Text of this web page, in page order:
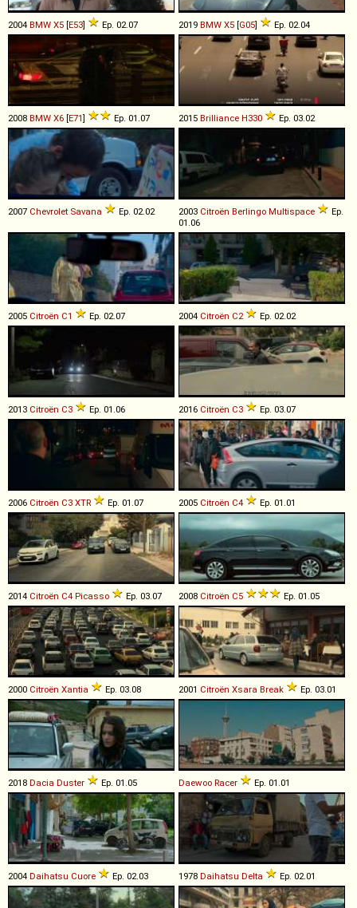
2004 BMW X5 [E53] Ep. 02.07 2019 BMW X5 [G05] Ep. 02.04
2008 BMW X6 [E71] Ep. 01.07 2015 Brilliance H330 Ep. 03.02
2007 Chevrolet Savana Ep. 02.02 2003 Citroën Berlingo Multispace
Ep.
01.06
2005 Citroën C1 Ep. 02.07 2004 Citroën C2 Ep. 02.02
2013 Citroën C3 Ep. 01.06 2016 Citroën C3 Ep. 03.07
2006 Citroën C3 XTR Ep. 01.07 2005 Citroën C4 Ep. 01.01
2014 Citroën C4 Picasso Ep. 03.07 2008 Citroën C5 Ep. 01.05
2000 Citroën Xantia Ep. 03.08 2001 Citroën Xsara Break Ep. 03.01
2018 Dacia Duster Ep. 01.05 Daewoo Racer Ep. 01.01
2004 Daihatsu Cuore Ep. 02.03 1978 Daihatsu Delta Ep. 02.01